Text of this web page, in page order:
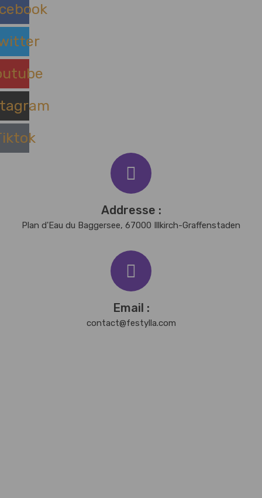
Addresse :
Plan d'Eau du Baggersee, 67000 Illkirch-Graffenstaden
Email :
contact@festylla.com